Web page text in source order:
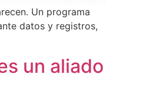
Un programa
datos y registros,
un aliado